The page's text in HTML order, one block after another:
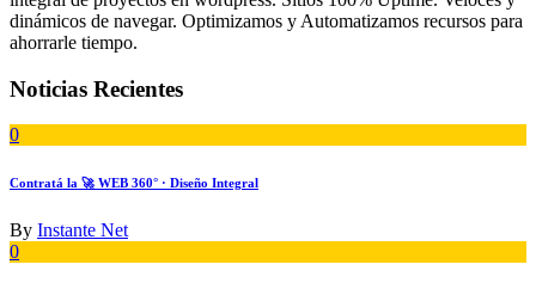
dinámicos de navegar. Optimizamos y Automatizamos recursos para
ahorrarle tiempo.
Noticias Recientes
0
Contratá la 🚀 WEB 360° · Diseño Integral
By Instante Net
0